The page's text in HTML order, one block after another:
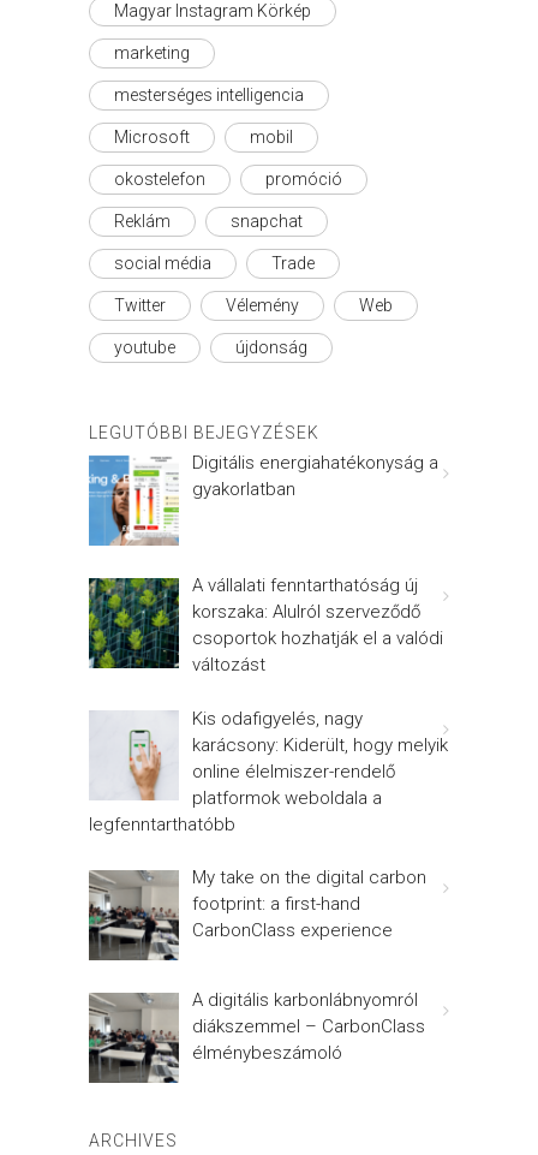
Magyar Instagram Körkép
marketing
mesterséges intelligencia
Microsoft mobil
okostelefon promóció
Reklám snapchat
social média Trade
Twitter Vélemény Web
youtube újdonság
LEGUTÓBBI BEJEGYZÉSEK
Digitális energiahatékonyság a
gyakorlatban
A vállalati fenntarthatóság új
korszaka: Alulról szerveződő
csoportok hozhatják el a valódi
változást
Kis odafigyelés, nagy
karácsony: Kiderült, hogy melyik
online élelmiszer-rendelő
platformok weboldala a
legfenntarthatóbb
My take on the digital carbon
footprint: a first-hand
CarbonClass experience
A digitális karbonlábnyomról
diákszemmel – CarbonClass
élménybeszámoló
ARCHIVES